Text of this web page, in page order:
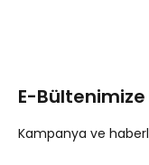
Ürün
E-Bültenimize
Kampanya ve